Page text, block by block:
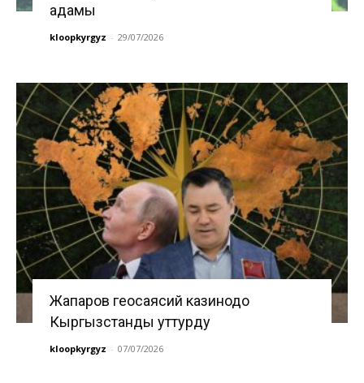
адамы
kloopkyrgyz - 29/07/2026
Жапаров геосаясий казинодо
Кыргызстанды уттурду
kloopkyrgyz - 07/07/2026